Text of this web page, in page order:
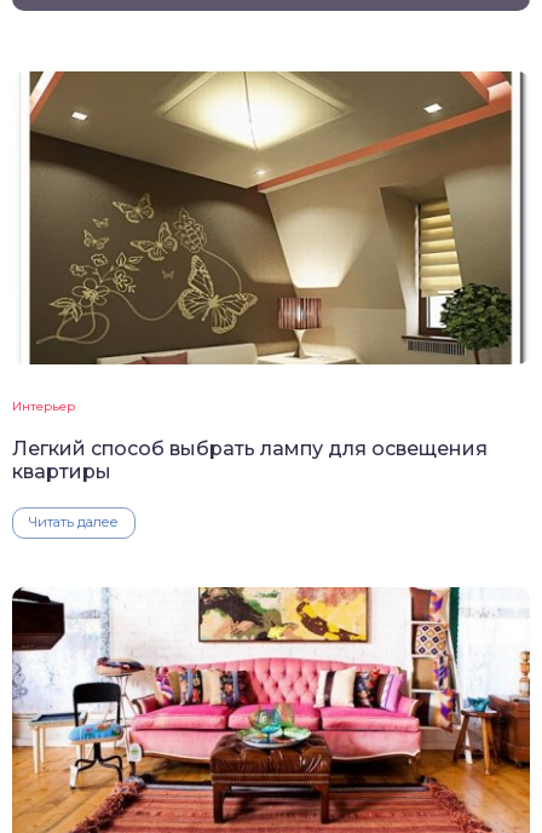
Интерьер
Легкий способ выбрать лампу для освещения
квартиры
Читать далее